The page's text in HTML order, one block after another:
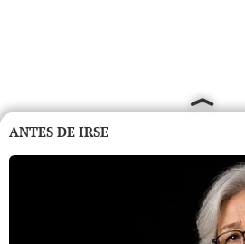
ANTES DE IRSE